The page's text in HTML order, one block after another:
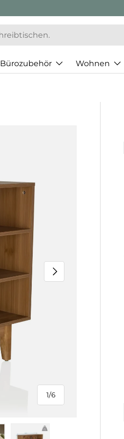
Bürozubehör Wohnen
1/
von
6
Nächste